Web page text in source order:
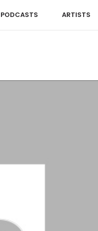
PODCASTS ARTISTS